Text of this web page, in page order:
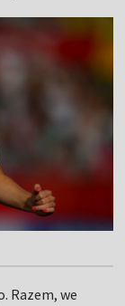
Razem, we